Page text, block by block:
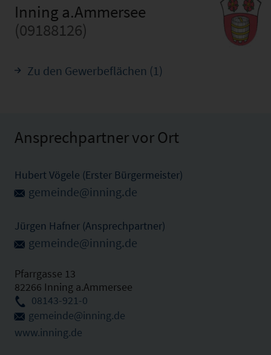
Inning a.Ammersee
(09188126)
Zu den Gewerbeflächen (1)
Ansprechpartner vor Ort
Hubert Vögele (Erster Bürgermeister)
gemeinde@inning.de
Jürgen Hafner (Ansprechpartner)
gemeinde@inning.de
Pfarrgasse 13
82266 Inning a.Ammersee
08143-921-0
gemeinde@inning.de
www.inning.de